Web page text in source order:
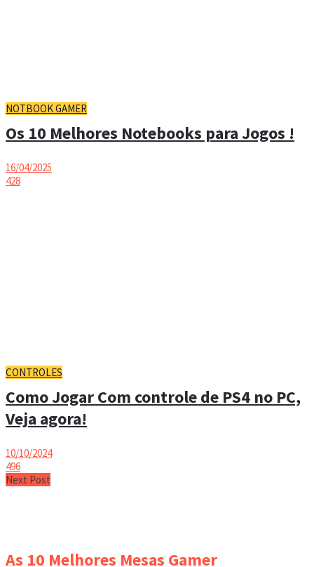
NOTBOOK GAMER
Os 10 Melhores Notebooks para Jogos !
16/04/2025
428
CONTROLES
Como Jogar Com controle de PS4 no PC,
Veja agora!
10/10/2024
496
Next Post
As 10 Melhores Mesas Gamer